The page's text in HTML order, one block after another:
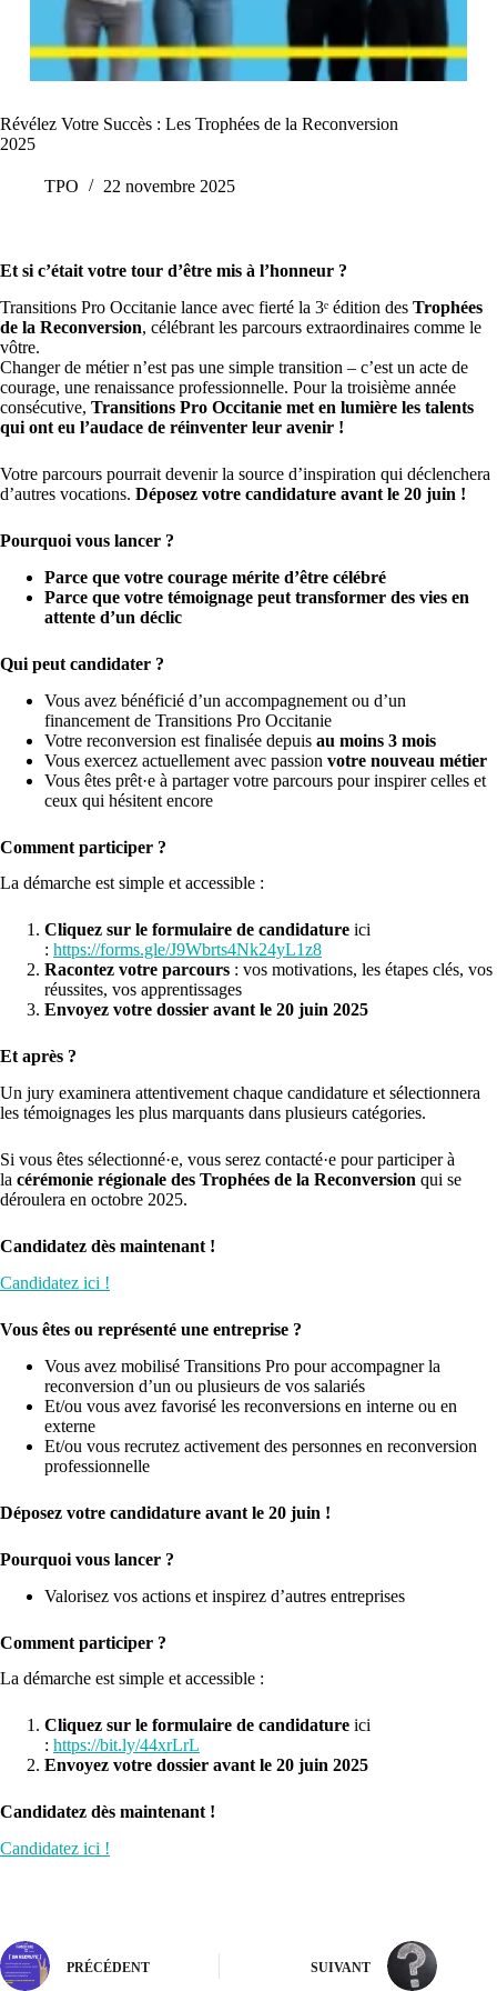
Révélez Votre Succès : Les Trophées de la Reconversion
2025
TPO 22 novembre 2025
Et si c’était votre tour d’être mis à l’honneur ?
Transitions Pro Occitanie lance avec fierté la 3ᵉ édition des Trophées
de la Reconversion, célébrant les parcours extraordinaires comme le
vôtre.
Changer de métier n’est pas une simple transition – c’est un acte de
courage, une renaissance professionnelle. Pour la troisième année
consécutive, Transitions Pro Occitanie met en lumière les talents
qui ont eu l’audace de réinventer leur avenir !
Votre parcours pourrait devenir la source d’inspiration qui déclenchera
d’autres vocations. Déposez votre candidature avant le 20 juin !
Pourquoi vous lancer ?
Parce que votre courage mérite d’être célébré
Parce que votre témoignage peut transformer des vies en
attente d’un déclic
Qui peut candidater ?
Vous avez bénéficié d’un accompagnement ou d’un
financement de Transitions Pro Occitanie
Votre reconversion est finalisée depuis au moins 3 mois
Vous exercez actuellement avec passion votre nouveau métier
Vous êtes prêt·e à partager votre parcours pour inspirer celles et
ceux qui hésitent encore
Comment participer ?
La démarche est simple et accessible :
Cliquez sur le formulaire de candidature ici
: https://forms.gle/J9Wbrts4Nk24yL1z8
Racontez votre parcours : vos motivations, les étapes clés, vos
réussites, vos apprentissages
Envoyez votre dossier avant le 20 juin 2025
Et après ?
Un jury examinera attentivement chaque candidature et sélectionnera
les témoignages les plus marquants dans plusieurs catégories.
Si vous êtes sélectionné·e, vous serez contacté·e pour participer à
la cérémonie régionale des Trophées de la Reconversion qui se
déroulera en octobre 2025.
Candidatez dès maintenant !
Candidatez ici !
Vous êtes ou représenté une entreprise ?
Vous avez mobilisé Transitions Pro pour accompagner la
reconversion d’un ou plusieurs de vos salariés
Et/ou vous avez favorisé les reconversions en interne ou en
externe
Et/ou vous recrutez activement des personnes en reconversion
professionnelle
Déposez votre candidature avant le 20 juin !
Pourquoi vous lancer ?
Valorisez vos actions et inspirez d’autres entreprises
Comment participer ?
La démarche est simple et accessible :
Cliquez sur le formulaire de candidature ici
: https://bit.ly/44xrLrL
Envoyez votre dossier avant le 20 juin 2025
Candidatez dès maintenant !
Candidatez ici !
PRÉCÉDENT SUIVANT